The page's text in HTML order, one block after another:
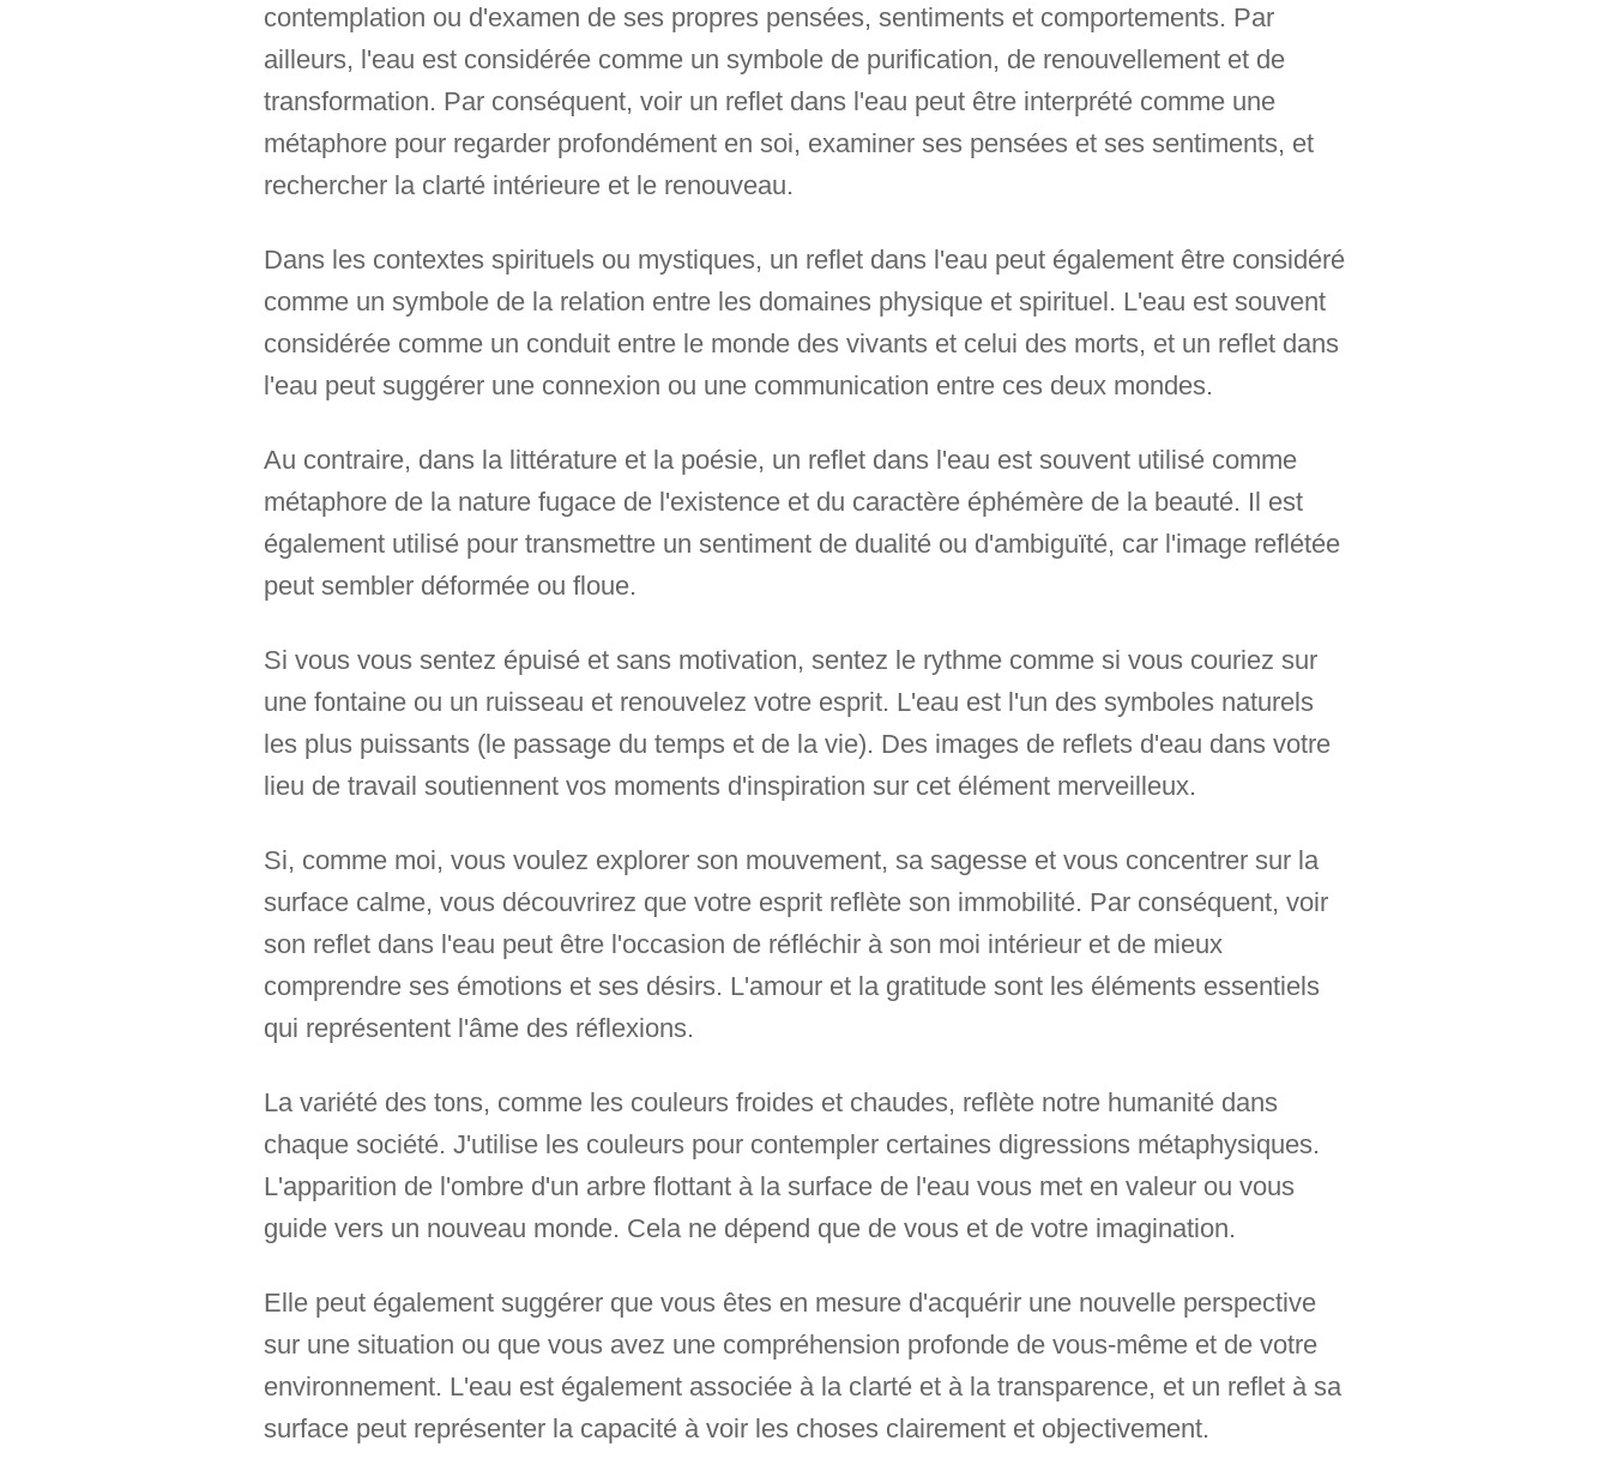
contemplation ou d'examen de ses propres pensées, sentiments et comportements. Par
ailleurs, l'eau est considérée comme un symbole de purification, de renouvellement et de
transformation. Par conséquent, voir un reflet dans l'eau peut être interprété comme une
métaphore pour regarder profondément en soi, examiner ses pensées et ses sentiments, et
rechercher la clarté intérieure et le renouveau.
Dans les contextes spirituels ou mystiques, un reflet dans l'eau peut également être considéré
comme un symbole de la relation entre les domaines physique et spirituel. L'eau est souvent
considérée comme un conduit entre le monde des vivants et celui des morts, et un reflet dans
l'eau peut suggérer une connexion ou une communication entre ces deux mondes.
Au contraire, dans la littérature et la poésie, un reflet dans l'eau est souvent utilisé comme
métaphore de la nature fugace de l'existence et du caractère éphémère de la beauté. Il est
également utilisé pour transmettre un sentiment de dualité ou d'ambiguïté, car l'image reflétée
peut sembler déformée ou floue.
Si vous vous sentez épuisé et sans motivation, sentez le rythme comme si vous couriez sur
une fontaine ou un ruisseau et renouvelez votre esprit. L'eau est l'un des symboles naturels
les plus puissants (le passage du temps et de la vie). Des images de reflets d'eau dans votre
lieu de travail soutiennent vos moments d'inspiration sur cet élément merveilleux.
Si, comme moi, vous voulez explorer son mouvement, sa sagesse et vous concentrer sur la
surface calme, vous découvrirez que votre esprit reflète son immobilité. Par conséquent, voir
son reflet dans l'eau peut être l'occasion de réfléchir à son moi intérieur et de mieux
comprendre ses émotions et ses désirs. L'amour et la gratitude sont les éléments essentiels
qui représentent l'âme des réflexions.
La variété des tons, comme les couleurs froides et chaudes, reflète notre humanité dans
chaque société. J'utilise les couleurs pour contempler certaines digressions métaphysiques.
L'apparition de l'ombre d'un arbre flottant à la surface de l'eau vous met en valeur ou vous
guide vers un nouveau monde. Cela ne dépend que de vous et de votre imagination.
Elle peut également suggérer que vous êtes en mesure d'acquérir une nouvelle perspective
sur une situation ou que vous avez une compréhension profonde de vous-même et de votre
environnement. L'eau est également associée à la clarté et à la transparence, et un reflet à sa
surface peut représenter la capacité à voir les choses clairement et objectivement.